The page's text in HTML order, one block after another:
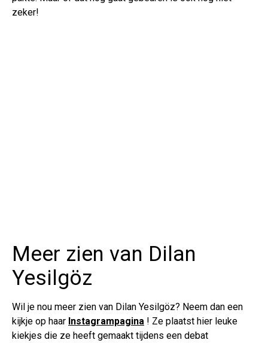
zeker!
Meer zien van Dilan
Yesilgöz
Wil je nou meer zien van Dilan Yesilgöz? Neem dan een
kijkje op haar Instagrampagina ! Ze plaatst hier leuke
kiekjes die ze heeft gemaakt tijdens een debat